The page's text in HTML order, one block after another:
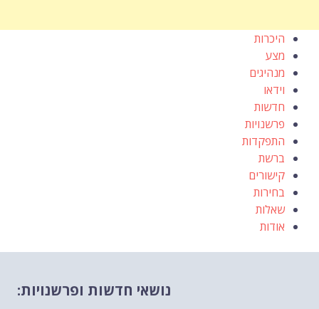
היכרות
מצע
מנהיגים
וידאו
חדשות
פרשנויות
התפקדות
ברשת
קישורים
בחירות
שאלות
אודות
נושאי חדשות ופרשנויות: